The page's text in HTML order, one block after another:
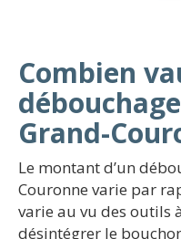
Combien
Grand-
Le montant d’un
Couronne varie par
varie au vu des outils
désintégrer le